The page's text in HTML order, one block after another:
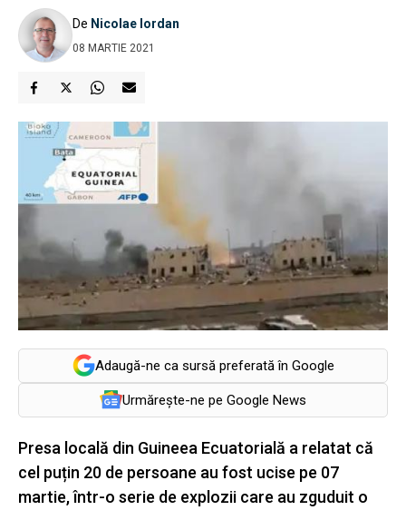
De Nicolae Iordan
08 MARTIE 2021
Adaugă-ne ca sursă preferată în Google
Urmărește-ne pe Google News
Presa locală din Guineea Ecuatorială a relatat că
cel puțin 20 de persoane au fost ucise pe 07
martie, într-o serie de explozii care au zguduit o